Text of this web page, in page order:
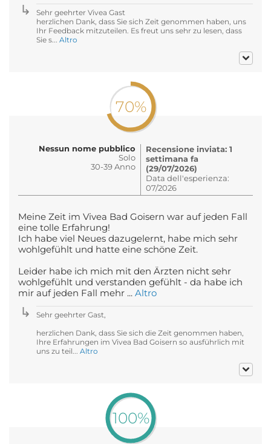
Sehr geehrter Vivea Gast
herzlichen Dank, dass Sie sich Zeit genommen haben, uns
Ihr Feedback mitzuteilen. Es freut uns sehr zu lesen, dass
Sie s... Altro
70%
Nessun nome pubblico
Solo
30-39 Anno
Recensione inviata: 1
settimana fa
(29/07/2026)
Data dell'esperienza:
07/2026
Meine Zeit im Vivea Bad Goisern war auf jeden Fall
eine tolle Erfahrung!
Ich habe viel Neues dazugelernt, habe mich sehr
wohlgefühlt und hatte eine schöne Zeit.
Leider habe ich mich mit den Ärzten nicht sehr
wohlgefühlt und verstanden gefühlt - da habe ich
mir auf jeden Fall mehr ... Altro
Sehr geehrter Gast,
herzlichen Dank, dass Sie sich die Zeit genommen haben,
Ihre Erfahrungen im Vivea Bad Goisern so ausführlich mit
uns zu teil... Altro
100%